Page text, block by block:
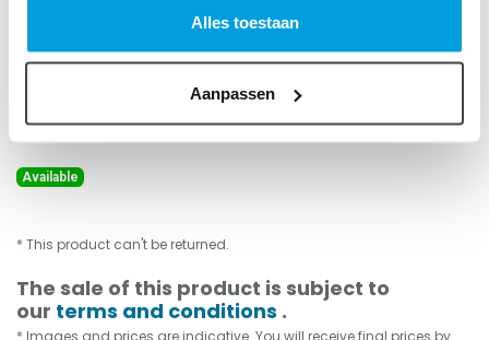
Alles toestaan
Aanpassen
Saddle piece, SPIRO, 100, 224-
250
86800104
Saddle piece for tube. Sendzimir galvanised steel.
Available
* This product can't be returned.
The sale of this product is subject to
our terms and conditions .
* Images and prices are indicative. You will receive final prices by